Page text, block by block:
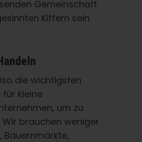
Gemeinschaft
Kiffern sein
die wichtigsten
kleine
um zu
brauchen weniger
Bauernmärkte,